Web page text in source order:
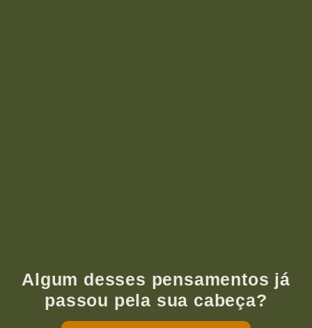
Algum desses pensamentos já
passou pela sua cabeça?